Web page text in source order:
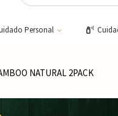
Personal
NATURAL 2PACK